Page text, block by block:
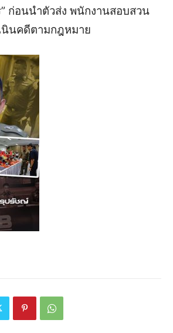
ก่อนนำตัวส่ง พนักงานสอบสวน
นินคดีตามกฎหมาย